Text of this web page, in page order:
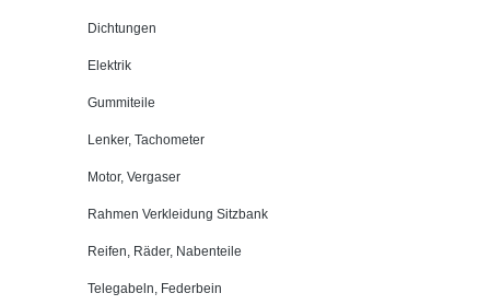
Dichtungen
Elektrik
Gummiteile
Lenker, Tachometer
Motor, Vergaser
Rahmen Verkleidung Sitzbank
Reifen, Räder, Nabenteile
Telegabeln, Federbein